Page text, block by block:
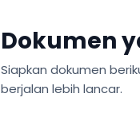
Dokumen
Siapkan dokumen
berjalan lebih lancar.